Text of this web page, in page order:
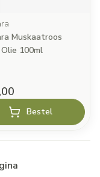
Muskaatroos
100ml
Bestel